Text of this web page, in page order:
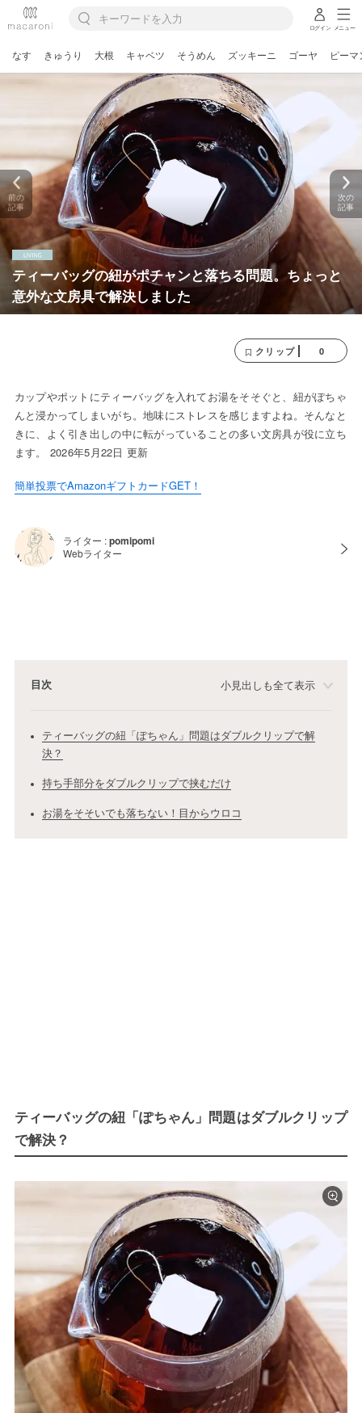
ログイン メニュー
なす きゅうり 大根 キャベツ そうめん ズッキーニ ゴーヤ ピーマ
ティーバッグの紐がポチャンと落ちる問題。ちょっと
意外な文房具で解決しました
前の
記事
次の
記事
クリップ 0
カップやポットにティーバッグを入れてお湯をそそぐと、紐がぽちゃ
んと浸かってしまいがち。地味にストレスを感じますよね。そんなと
きに、よく引き出しの中に転がっていることの多い文房具が役に立ち
ます。 2026年5月22日 更新
簡単投票でAmazonギフトカードGET！
ライター :pomipomi
Webライター
目次 小見出しも全て表示
ティーバッグの紐「ぽちゃん」問題はダブルクリップで解
決？
持ち手部分をダブルクリップで挟むだけ
お湯をそそいでも落ちない！目からウロコ
ティーバッグの紐「ぽちゃん」問題はダブルクリップ
で解決？